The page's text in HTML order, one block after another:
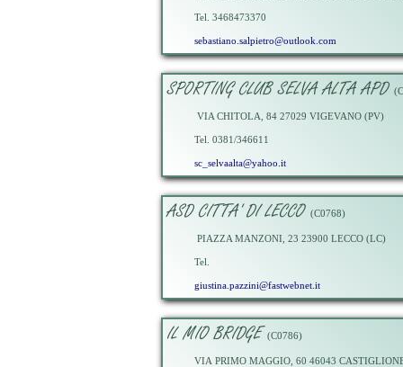
Tel. 3468473370
sebastiano.salpietro@outlook.com
SPORTING CLUB SELVA ALTA APD
VIA CHITOLA, 84 27029 VIGEVANO (PV)
Tel. 0381/346611
sc_selvaalta@yahoo.it
ASD CITTA' DI LECCO (C0768)
PIAZZA MANZONI, 23 23900 LECCO (LC)
Tel.
giustina.pazzini@fastwebnet.it
IL MIO BRIDGE (C0786)
VIA PRIMO MAGGIO, 60 46043